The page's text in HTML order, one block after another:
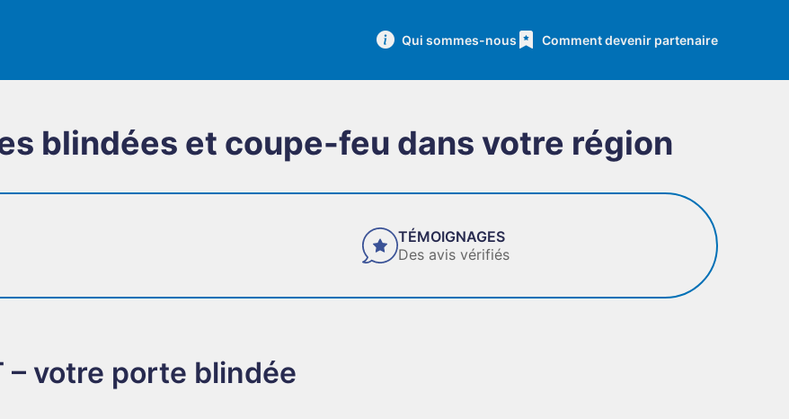
Qui sommes-nous Comment devenir partenaire
blindées et coupe-feu dans votre région
Des entreprises de
– votre porte blindée